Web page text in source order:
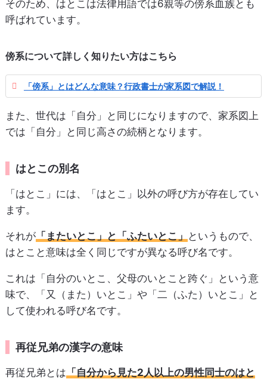
そのため、はとこは法律用語では6親等の傍系血族とも
呼ばれています。
傍系について詳しく知りたい方はこちら
「傍系」とはどんな意味？行政書士が家系図で解説！
また、世代は「自分」と同じになりますので、家系図上
では「自分」と同じ高さの続柄となります。
はとこの別名
「はとこ」には、「はとこ」以外の呼び方が存在してい
ます。
それが「またいとこ」と「ふたいとこ」というもので、
はとこと意味は全く同じですが異なる呼び名です。
これは「自分のいとこ、父母のいとこと跨ぐ」という意
味で、「又（また）いとこ」や「二（ふた）いとこ」と
して使われる呼び名です。
再従兄弟の漢字の意味
再従兄弟とは「自分から見た2人以上の男性同士のはと